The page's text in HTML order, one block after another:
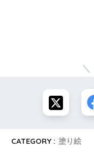
CATEGORY : 塗り絵